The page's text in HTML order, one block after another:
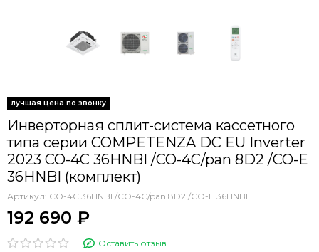
Инверторная сплит-система кассетного
типа серии COMPETENZA DC EU Inverter
2023 CO-4C 36HNBI /CO-4C/pan 8D2 /CO-E
36HNBI (комплект)
Артикул: CO-4C 36HNBI /CO-4C/pan 8D2 /CO-E 36HNBI
192 690 ₽
Оставить отзыв